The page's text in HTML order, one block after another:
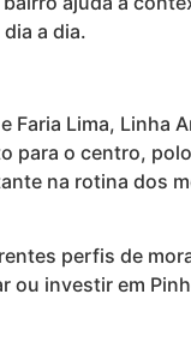
a dia.
Lima, Linha
o centro,
na rotina dos
perfis de
ou investir em